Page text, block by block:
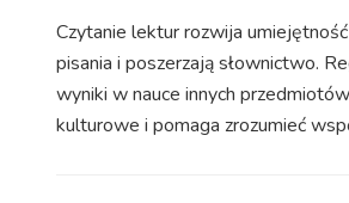
Czytanie lektur rozwija
pisania i poszerzają słownictwo.
wyniki w nauce innych
kulturowe i pomaga zrozumieć